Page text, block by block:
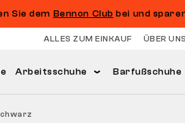
Sie dem Bennon Club bei und
ALLES ZUM EINKAUF ÜBER UNS
Arbeitsschuhe Barfußschuhe